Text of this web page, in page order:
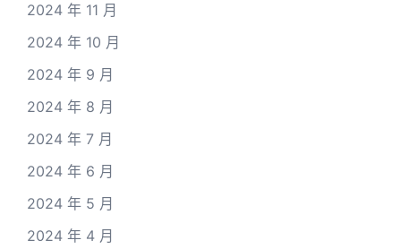
2024 年 11 月
2024 年 10 月
2024 年 9 月
2024 年 8 月
2024 年 7 月
2024 年 6 月
2024 年 5 月
2024 年 4 月